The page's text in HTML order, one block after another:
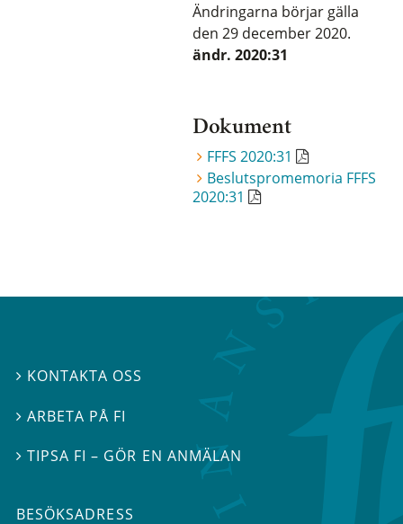
Ändringarna börjar gälla
den 29 december 2020.
ändr. 2020:31
Dokument
FFFS 2020:31
Beslutspromemoria FFFS
2020:31
 KONTAKTA OSS
 ARBETA PÅ FI
TIPSA FI – GÖR EN ANMÄLAN
BESÖKSADRESS